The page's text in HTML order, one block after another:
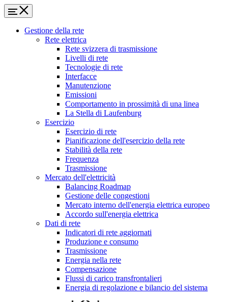
Gestione della rete
Rete elettrica
Rete svizzera di trasmissione
Livelli di rete
Tecnologie di rete
Interfacce
Manutenzione
Emissioni
Comportamento in prossimità di una linea
La Stella di Laufenburg
Esercizio
Esercizio di rete
Pianificazione dell'esercizio della rete
Stabilità della rete
Frequenza
Trasmissione
Mercato dell'elettricità
Balancing Roadmap
Gestione delle congestioni
Mercato interno dell'energia elettrica europeo
Accordo sull'energia elettrica
Dati di rete
Indicatori di rete aggiornati
Produzione e consumo
Trasmissione
Energia nella rete
Compensazione
Flussi di carico transfrontalieri
Energia di regolazione e bilancio del sistema